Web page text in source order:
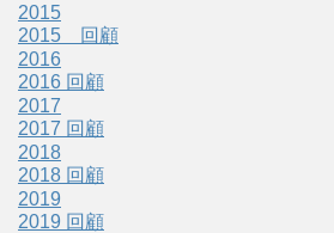
2015
2015 回顧
2016
2016 回顧
2017
2017 回顧
2018
2018 回顧
2019
2019 回顧